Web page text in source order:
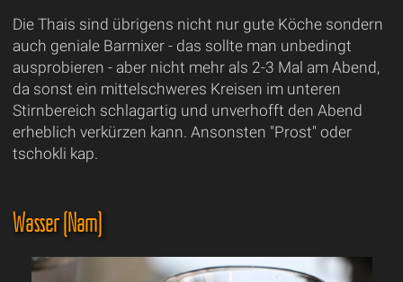
Die Thais sind übrigens nicht nur gute Köche sondern
auch geniale Barmixer - das sollte man unbedingt
ausprobieren - aber nicht mehr als 2-3 Mal am Abend,
da sonst ein mittelschweres Kreisen im unteren
Stirnbereich schlagartig und unverhofft den Abend
erheblich verkürzen kann. Ansonsten "Prost" oder
tschokli kap.
Wasser (Nam)